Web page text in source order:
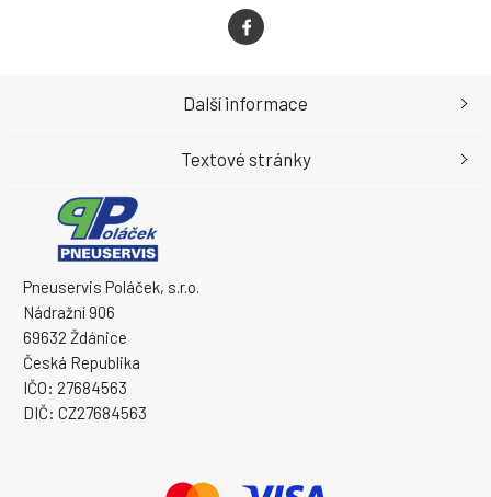
Pneuservis Poláček, s.r.o.
Nádražní 906
69632 Ždánice
Česká Republika
IČO: 27684563
DIČ: CZ27684563
Další informace
Textové stránky